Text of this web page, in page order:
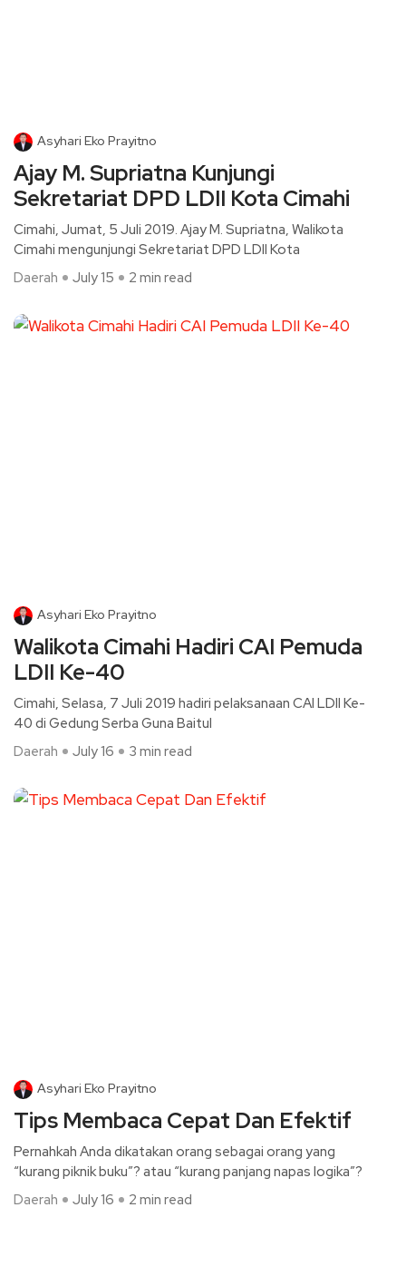
Asyhari Eko Prayitno
Ajay M. Supriatna Kunjungi
Sekretariat DPD LDII Kota Cimahi
Cimahi, Jumat, 5 Juli 2019. Ajay M. Supriatna, Walikota
Cimahi mengunjungi Sekretariat DPD LDII Kota
Daerah
July 15 2 min read
Asyhari Eko Prayitno
Walikota Cimahi Hadiri CAI Pemuda
LDII Ke-40
Cimahi, Selasa, 7 Juli 2019 hadiri pelaksanaan CAI LDII Ke-
40 di Gedung Serba Guna Baitul
Daerah
July 16 3 min read
Asyhari Eko Prayitno
Tips Membaca Cepat Dan Efektif
Pernahkah Anda dikatakan orang sebagai orang yang
“kurang piknik buku”? atau “kurang panjang napas logika”?
Daerah
July 16 2 min read